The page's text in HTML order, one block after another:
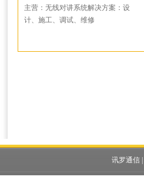
主营：无线对讲系统解决方案：设
计、施工、调试、维修
讯罗通信|